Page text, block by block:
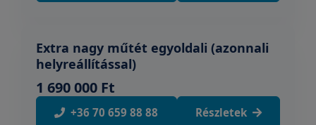
Extra nagy műtét egyoldali (azonnali
helyreállítással)
1 690 000 Ft
+36 70 659 88 88 Részletek